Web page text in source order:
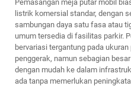
Pemasangan meja putar mobil
listrik komersial standar, dengan
sambungan daya satu fasa atau
umum tersedia di fasilitas parkir.
bervariasi tergantung pada
penggerak, namun sebagian
dengan mudah ke dalam
ada tanpa memerlukan